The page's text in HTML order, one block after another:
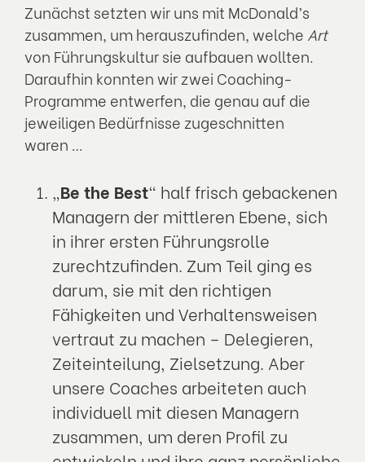
Zunächst setzten wir uns mit McDonald’s
zusammen, um herauszufinden, welche Art
von Führungskultur sie aufbauen wollten.
Daraufhin konnten wir zwei Coaching-
Programme entwerfen, die genau auf die
jeweiligen Bedürfnisse zugeschnitten
waren …
„Be the Best“ half frisch gebackenen
Managern der mittleren Ebene, sich
in ihrer ersten Führungsrolle
zurechtzufinden. Zum Teil ging es
darum, sie mit den richtigen
Fähigkeiten und Verhaltensweisen
vertraut zu machen – Delegieren,
Zeiteinteilung, Zielsetzung. Aber
unsere Coaches arbeiteten auch
individuell mit diesen Managern
zusammen, um deren Profil zu